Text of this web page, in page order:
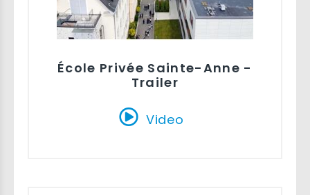
École Privée Sainte-Anne -
Trailer
Video